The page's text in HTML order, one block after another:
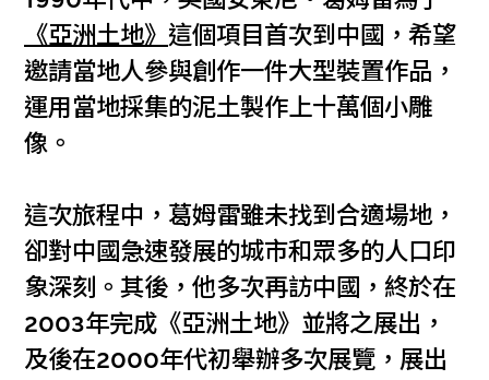
《亞洲土地》 這個項目首次到中國，希望
邀請當地人參與創作一件大型裝置作品，
運用當地採集的泥土製作上十萬個小雕
像。
這次旅程中，葛姆雷雖未找到合適場地，
卻對中國急速發展的城市和眾多的人口印
象深刻。其後，他多次再訪中國，終於在
2003年完成《亞洲土地》並將之展出，
及後在2000年代初舉辦多次展覽，展出